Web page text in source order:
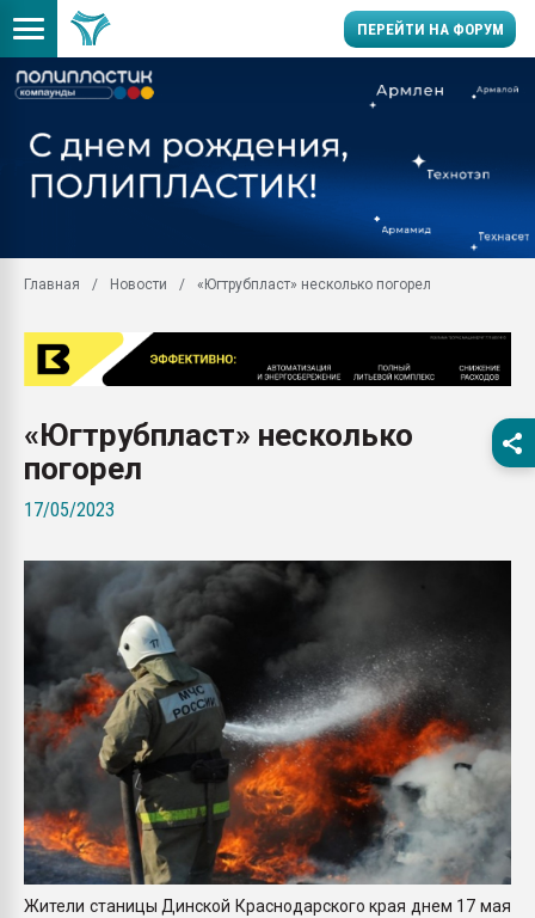
ПЕРЕЙТИ НА ФОРУМ
заводу пластмасс"
Помощь в подборе
Вакуум-формовочные
Подмосковье, Москва
первый план в
ПЕРЕЙТИ НА
Главная Новости «Югтрубпласт» несколько погорел
«Югтрубпласт» несколько
погорел
17/05/2023
Жители станицы Динской Краснодарского края днем 17 мая